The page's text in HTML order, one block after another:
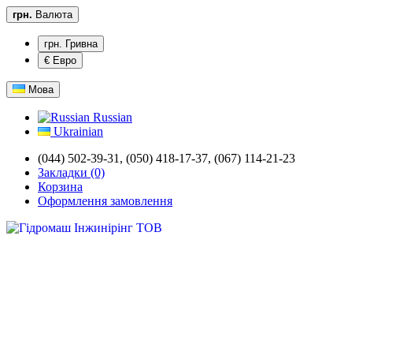
грн. Валюта
грн. Гривна
€ Евро
Мова
Russian
Ukrainian
(044) 502-39-31, (050) 418-17-37, (067) 114-21-23
Закладки (0)
Корзина
Оформлення замовлення